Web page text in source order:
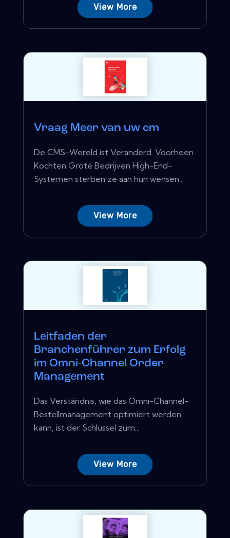
View More
Vraag Meer van uw cm
De CMS-Wereld ist Veranderd. Voorheen
Kochten Grote Bedrijven High-End-
Systemen sterben ze aan hun wensen...
View More
Leitfaden der
Branchenführer zum Erfolg
im Omni-Channel Order
Management
Das Verständnis, wie das Omni-Channel-
Bestellmanagement optimiert werden
kann, ist der Schlüssel zum...
View More